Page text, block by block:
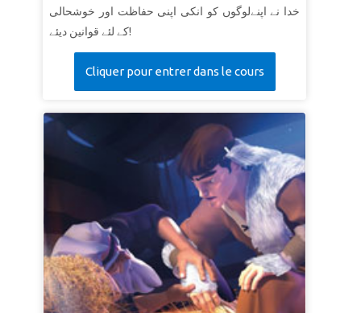
خدا نے اپنےلوگوں کو انکی اپنی حفاظت اور خوشحالی
کے لئے قوانین دیئے!
Cliquer pour entrer dans le cours